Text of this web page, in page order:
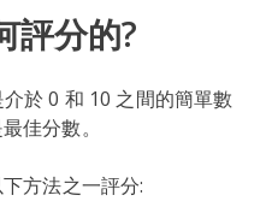
評分的?
於 0 和 10 之間的簡單數
佳分數。
方法之一評分: